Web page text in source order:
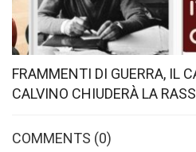
FRAMMENTI DI GUERRA, IL
CALVINO CHIUDERÀ LA
COMMENTS (0)